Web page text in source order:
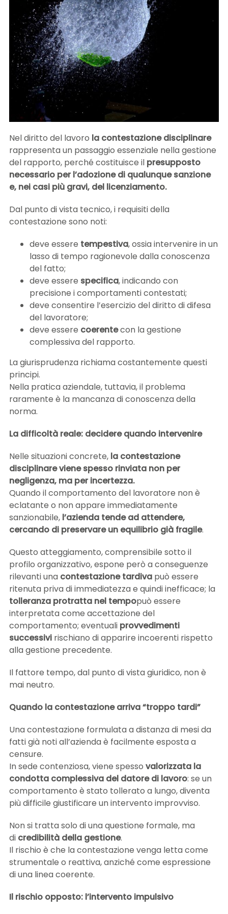
LE NOVITÀ DA SAPERE
DIRITTO DEL LAVORO
CONTATTI
Nel diritto del lavoro la contestazione disciplinare
rappresenta un passaggio essenziale nella gestione
del rapporto, perché costituisce il presupposto
necessario per l’adozione di qualunque sanzione
e, nei casi più gravi, del licenziamento.
Dal punto di vista tecnico, i requisiti della
contestazione sono noti:
deve essere tempestiva, ossia intervenire in un
lasso di tempo ragionevole dalla conoscenza
del fatto;
deve essere specifica, indicando con
precisione i comportamenti contestati;
deve consentire l’esercizio del diritto di difesa
del lavoratore;
deve essere coerentecon la gestione
complessiva del rapporto.
La giurisprudenza richiama costantemente questi
principi.
Nella pratica aziendale, tuttavia, il problema
raramente è la mancanza di conoscenza della
norma.
La difficoltà reale: decidere quando intervenire
Nelle situazioni concrete, la contestazione
disciplinare viene spesso rinviata non per
negligenza, ma per incertezza.
Quando il comportamento del lavoratore non è
eclatante o non appare immediatamente
sanzionabile, l’azienda tende ad attendere,
cercando di preservare un equilibrio già fragile.
Questo atteggiamento, comprensibile sotto il
profilo organizzativo, espone però a conseguenze
rilevanti una contestazione tardiva può essere
ritenuta priva di immediatezza e quindi inefficace; la
tolleranza protratta nel tempopuò essere
interpretata come accettazione del
comportamento; eventuali provvedimenti
successivi rischiano di apparire incoerenti rispetto
alla gestione precedente.
Il fattore tempo, dal punto di vista giuridico, non è
mai neutro.
Quando la contestazione arriva “troppo tardi”
Una contestazione formulata a distanza di mesi da
fatti già noti all’azienda è facilmente esposta a
censure.
In sede contenziosa, viene spessovalorizzata la
condotta complessiva del datore di lavoro: se un
comportamento è stato tollerato a lungo, diventa
più difficile giustificare un intervento improvviso.
Non si tratta solo di una questione formale, ma
di credibilità della gestione.
Il rischio è che la contestazione venga letta come
strumentale o reattiva, anziché come espressione
di una linea coerente.
Il rischio opposto: l’intervento impulsivo